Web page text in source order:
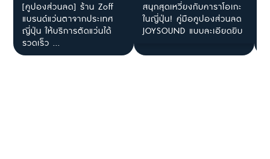
[คูปองส่วนลด] ร้าน Zoff
แบรนด์แว่นตาจากประเทศ
ญี่ปุ่น ให้บริการตัดแว่นได้
รวดเร็ว ...
สนุกสุดเหวี่ยงกับคาราโอเกะ
ในญี่ปุ่น! คู่มือคูปองส่วนลด
JOYSOUND แบบละเอียดยิบ